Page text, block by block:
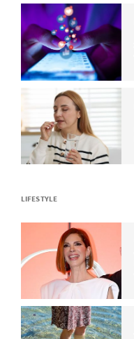
LIFESTYLE